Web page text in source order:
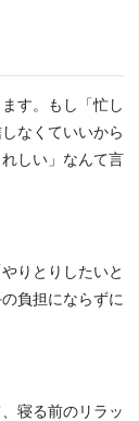
す。もし「忙し
なくていいから
しい」なんて言
りとりしたいと
負担にならずに
寝る前のリラッ